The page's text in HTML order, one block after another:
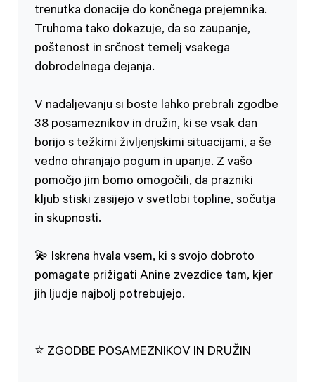
trenutka donacije do končnega prejemnika.
Truhoma tako dokazuje, da so zaupanje,
poštenost in srčnost temelj vsakega
dobrodelnega dejanja.
V nadaljevanju si boste lahko prebrali zgodbe
38 posameznikov in družin, ki se vsak dan
borijo s težkimi življenjskimi situacijami, a še
vedno ohranjajo pogum in upanje. Z vašo
pomočjo jim bomo omogočili, da prazniki
kljub stiski zasijejo v svetlobi topline, sočutja
in skupnosti.
💫 Iskrena hvala vsem, ki s svojo dobroto
pomagate prižigati Anine zvezdice tam, kjer
jih ljudje najbolj potrebujejo.
⭐️ ZGODBE POSAMEZNIKOV IN DRUŽIN